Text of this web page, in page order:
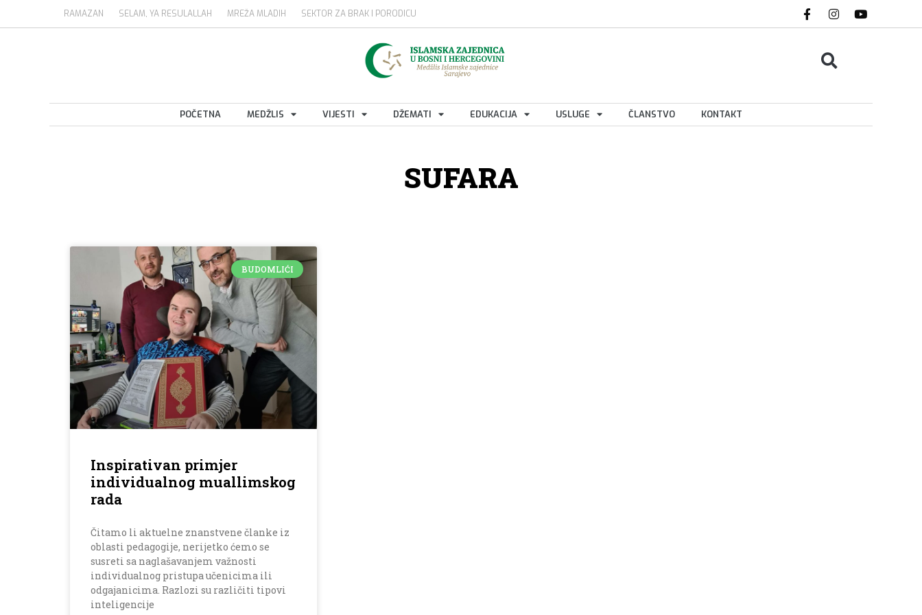
RAMAZAN SELAM, YA RESULALLAH MREŽA MLADIH SEKTOR ZA BRAK I PORODICU
POČETNA MEDŽLIS VIJESTI DŽEMATI EDUKACIJA USLUGE ČLANSTVO KONTAKT
SUFARA
BUDOMLIĆI
Inspirativan primjer
individualnog muallimskog
rada
Čitamo li aktuelne znanstvene članke iz
oblasti pedagogije, nerijetko ćemo se
susreti sa naglašavanjem važnosti
individualnog pristupa učenicima ili
odgajanicima. Razlozi su različiti tipovi
inteligencije